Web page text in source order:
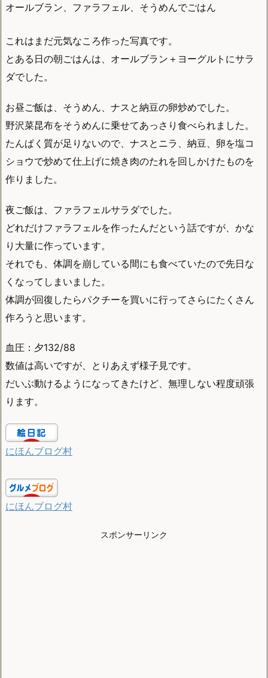
オールブラン、ファラフェル、そうめんでごはん
これはまだ元気なころ作った写真です。
とある日の朝ごはんは、オールブラン＋ヨーグルトにサラ
ダでした。
お昼ご飯は、そうめん、ナスと納豆の卵炒めでした。
野沢菜昆布をそうめんに乗せてあっさり食べられました。
たんぱく質が足りないので、ナスとニラ、納豆、卵を塩コ
ショウで炒めて仕上げに焼き肉のたれを回しかけたものを
作りました。
夜ご飯は、ファラフェルサラダでした。
どれだけファラフェルを作ったんだという話ですが、かな
り大量に作っています。
それでも、体調を崩している間にも食べていたので先日な
くなってしまいました。
体調が回復したらパクチーを買いに行ってさらにたくさん
作ろうと思います。
血圧：夕132/88
数値は高いですが、とりあえず様子見です。
だいぶ動けるようになってきたけど、無理しない程度頑張
ります。
にほんブログ村
にほんブログ村
スポンサーリンク